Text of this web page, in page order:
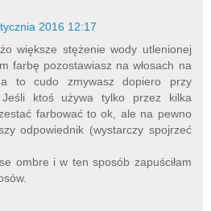
2016 12:17
większe stężenie wody utlenionej
farbę pozostawiasz na włosach na
to cudo zmywasz dopiero przy
ktoś używa tylko przez kilka
farbować to ok, ale na pewno
odpowiednik (wystarczy spojrzeć
ombre i w ten sposób zapuściłam